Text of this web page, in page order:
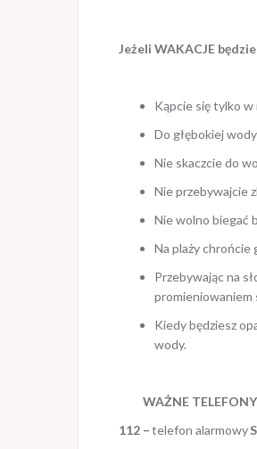
Jeżeli WAKACJE
Kąpcie się tylko
Do głębokiej
Nie skaczcie do
Nie przebywajcie
Nie wolno biegać
Na plaży chrońcie
Przebywając na
promieniowaniem
Kiedy będziesz
wody.
WAŻNE TELEFONY
112 –telefon alarmowy